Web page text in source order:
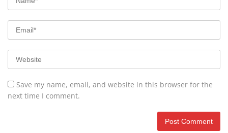
Save my name, email, and website in this browser for the
next time I comment.